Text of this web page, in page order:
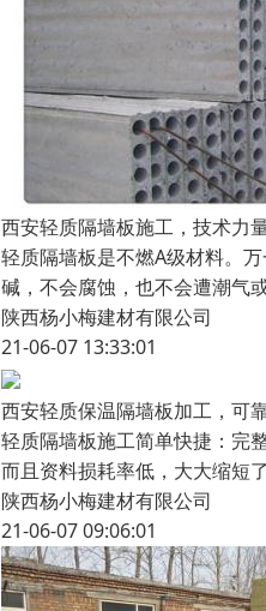
西安轻质隔墙板施工，技术力
轻质隔墙板是不燃A级材料。
碱，不会腐蚀，也不会遭潮气
陕西杨小梅建材有限公司
21-06-07 13:33:01
西安轻质保温隔墙板加工，可
轻质隔墙板施工简单快捷：完
而且资料损耗率低，大大缩短
陕西杨小梅建材有限公司
21-06-07 09:06:01